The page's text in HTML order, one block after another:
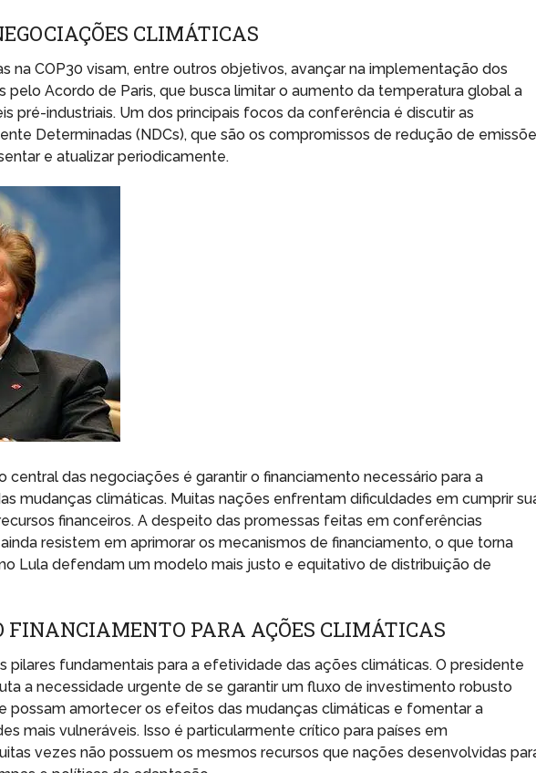
CLIMÁTICAS
na COP30 visam, entre outros objetivos, avançar na implementação dos
pelo Acordo de Paris, que busca limitar o aumento da temperatura global a
pré-industriais. Um dos principais focos da conferência é discutir as
Determinadas (NDCs), que são os compromissos de redução de
e atualizar periodicamente.
central das negociações é garantir o financiamento necessário para a
mudanças climáticas. Muitas nações enfrentam dificuldades em cumprir
financeiros. A despeito das promessas feitas em conferências
resistem em aprimorar os mecanismos de financiamento, o que torna
Lula defendam um modelo mais justo e equitativo de distribuição de
FINANCIAMENTO PARA AÇÕES CLIMÁTICAS
pilares fundamentais para a efetividade das ações climáticas. O presidente
a necessidade urgente de se garantir um fluxo de investimento robusto
possam amortecer os efeitos das mudanças climáticas e fomentar a
mais vulneráveis. Isso é particularmente crítico para países em
vezes não possuem os mesmos recursos que nações desenvolvidas